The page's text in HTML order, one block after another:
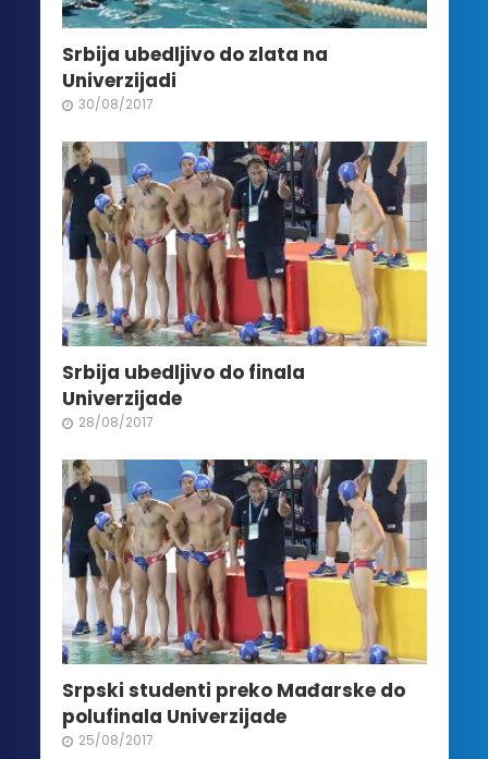
Srbija ubedljivo do zlata na
Univerzijadi
30/08/2017
Srbija ubedljivo do finala
Univerzijade
28/08/2017
Srpski studenti preko Mađarske do
polufinala Univerzijade
25/08/2017